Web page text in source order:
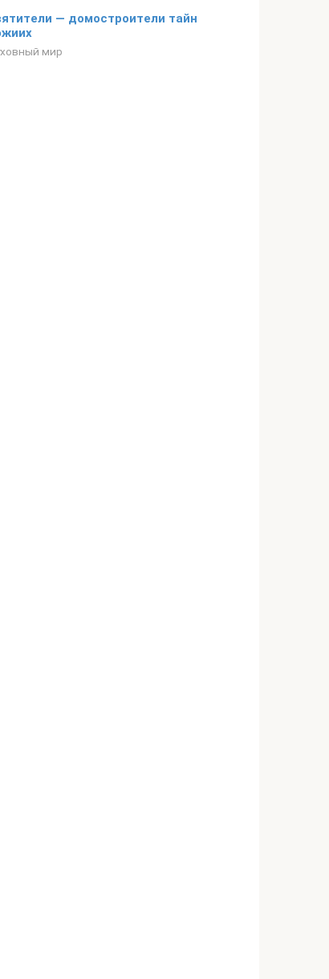
— домостроители тайн
мир